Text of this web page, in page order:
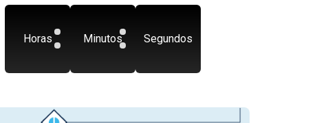
Horas Minutos Segundos